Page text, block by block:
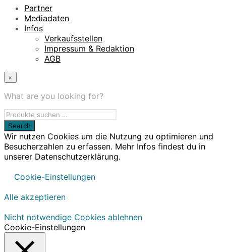
Partner
Mediadaten
Infos
Verkaufsstellen
Impressum & Redaktion
AGB
×
What are you looking for?
Wir nutzen Cookies um die Nutzung zu optimieren und
Besucherzahlen zu erfassen. Mehr Infos findest du in
unserer Datenschutzerklärung.
Cookie-Einstellungen
Alle akzeptieren
Nicht notwendige Cookies ablehnen
Cookie-Einstellungen